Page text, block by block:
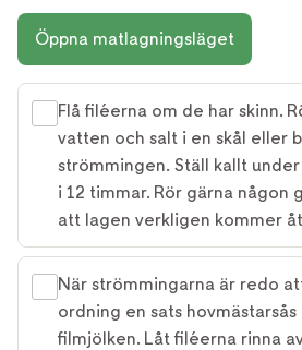
Öppna matlagningsläget
Flå filéerna om de har skinn.
vatten och salt i en skål eller
strömmingen. Ställ kallt
i 12 timmar. Rör gärna någon
att lagen verkligen kommer
När strömmingarna är redo
ordning en sats
filmjölken. Låt filéerna rinna